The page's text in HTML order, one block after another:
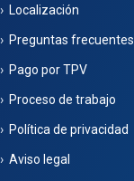
Localización
Preguntas frecuentes
Pago por TPV
Proceso de trabajo
Política de privacidad
Aviso legal